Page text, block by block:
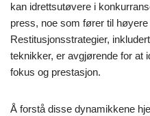
kan idrettsutøvere i
press, noe som fører til
Restitusjonsstrategier,
teknikker, er avgjørende for at
fokus og prestasjon.
Å forstå disse dynamikkene